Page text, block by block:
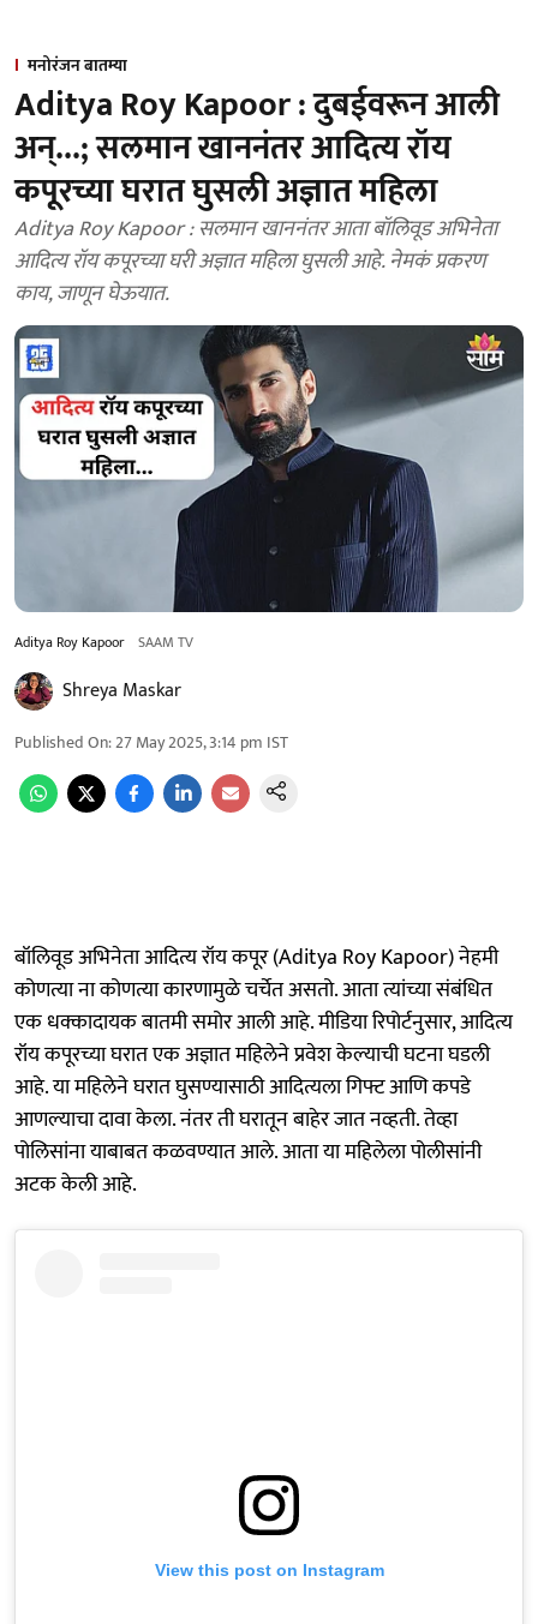
मनोरंजन बातम्या
Aditya Roy Kapoor : दुबईवरून आली
अन्...; सलमान खाननंतर आदित्य रॉय
कपूरच्या घरात घुसली अज्ञात महिला
Aditya Roy Kapoor : सलमान खाननंतर आता बॉलिवूड अभिनेता
आदित्य रॉय कपूरच्या घरी अज्ञात महिला घुसली आहे. नेमकं प्रकरण
काय, जाणून घेऊयात.
Aditya Roy Kapoor SAAM TV
Shreya Maskar
Published On:27 May 2025, 3:14 pm IST
बॉलिवूड अभिनेता आदित्य रॉय कपूर (Aditya Roy Kapoor) नेहमी
कोणत्या ना कोणत्या कारणामुळे चर्चेत असतो. आता त्यांच्या संबंधित
एक धक्कादायक बातमी समोर आली आहे. मीडिया रिपोर्टनुसार, आदित्य
रॉय कपूरच्या घरात एक अज्ञात महिलेने प्रवेश केल्याची घटना घडली
आहे. या महिलेने घरात घुसण्यासाठी आदित्यला गिफ्ट आणि कपडे
आणल्याचा दावा केला. नंतर ती घरातून बाहेर जात नव्हती. तेव्हा
पोलिसांना याबाबत कळवण्यात आले. आता या महिलेला पोलीसांनी
अटक केली आहे.
View this post on Instagram